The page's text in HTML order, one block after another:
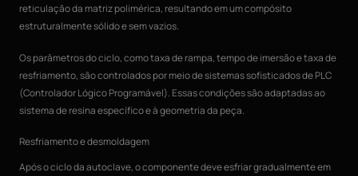
reticulação da matriz polimérica, resultando em um compósito
estruturalmente sólido e sem vazios.
Os parâmetros do ciclo, como taxa de rampa, tempo de imersão e taxa de
resfriamento, são controlados por meio de sistemas sofisticados de PLC
(Controlador Lógico Programável). Essas condições são adaptadas ao
sistema de resina específico e à geometria da peça.
Resfriamento e desmoldagem
Após o ciclo da autoclave, o componente deve esfriar gradualmente em